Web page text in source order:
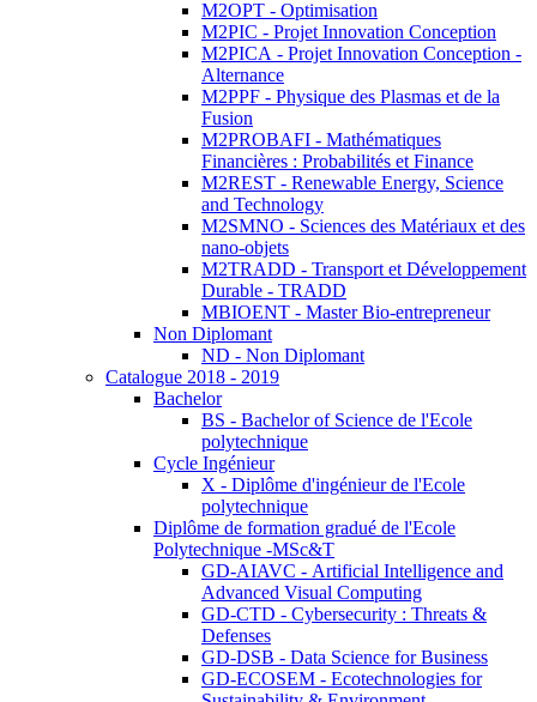
M2OPT - Optimisation
M2PIC - Projet Innovation Conception
M2PICA - Projet Innovation Conception -
Alternance
M2PPF - Physique des Plasmas et de la
Fusion
M2PROBAFI - Mathématiques
Financières : Probabilités et Finance
M2REST - Renewable Energy, Science
and Technology
M2SMNO - Sciences des Matériaux et des
nano-objets
M2TRADD - Transport et Développement
Durable - TRADD
MBIOENT - Master Bio-entrepreneur
Non Diplomant
ND - Non Diplomant
Catalogue 2018 - 2019
Bachelor
BS - Bachelor of Science de l'Ecole
polytechnique
Cycle Ingénieur
X - Diplôme d'ingénieur de l'Ecole
polytechnique
Diplôme de formation gradué de l'Ecole
Polytechnique -MSc&T
GD-AIAVC - Artificial Intelligence and
Advanced Visual Computing
GD-CTD - Cybersecurity : Threats &
Defenses
GD-DSB - Data Science for Business
GD-ECOSEM - Ecotechnologies for